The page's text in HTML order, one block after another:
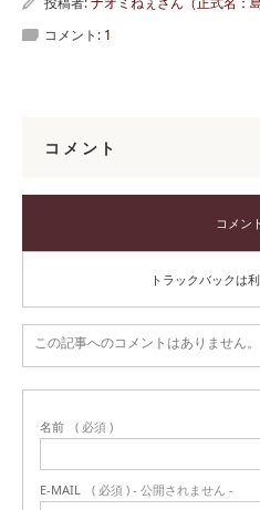
コメント: 1
コメント
コメン
トラックバックは
この記事へのコメントはありません。
名前 ( 必須 )
E-MAIL ( 必須 ) - 公開されません -